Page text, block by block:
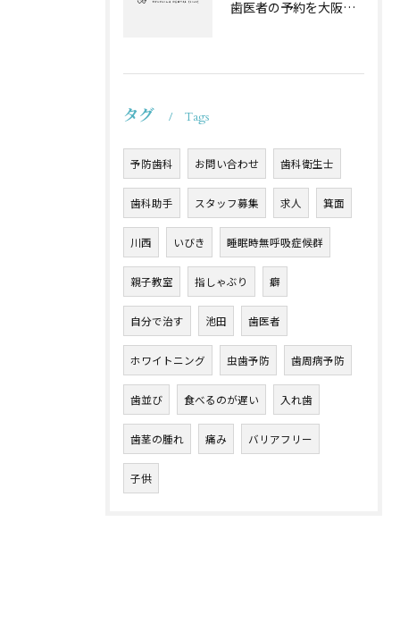
歯医者の予約を大阪府池田市高槻市でスムーズに取るためのポイントと失敗しない選び方
タグ Tags
予防歯科 お問い合わせ 歯科衛生士
歯科助手 スタッフ募集 求人 箕面
川西 いびき 睡眠時無呼吸症候群
親子教室 指しゃぶり 癖
自分で治す 池田 歯医者
ホワイトニング 虫歯予防 歯周病予防
歯並び 食べるのが遅い 入れ歯
歯茎の腫れ 痛み バリアフリー
子供